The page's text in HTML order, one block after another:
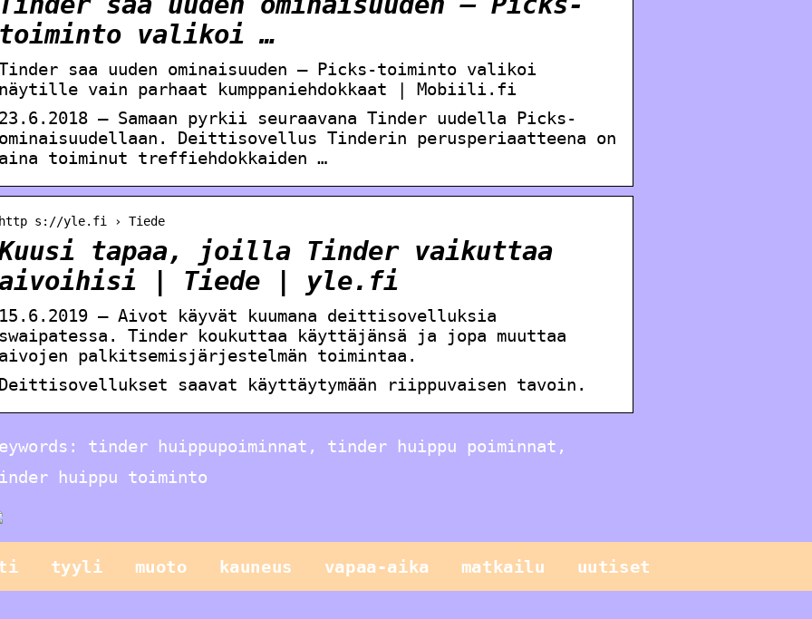
valikoi …
saa uuden ominaisuuden – Picks-toiminto valikoi
vain parhaat kumppaniehdokkaat | Mobiili.fi
— Samaan pyrkii seuraavana Tinder uudella Picks-
Deittisovellus Tinderin perusperiaatteena on
toiminut treffiehdokkaiden …
s://yle.fi › Tiede
tapaa, joilla Tinder vaikuttaa
| Tiede | yle.fi
— Aivot käyvät kuumana deittisovelluksia
Tinder koukuttaa käyttäjänsä ja jopa muuttaa
palkitsemisjärjestelmän toimintaa.
saavat käyttäytymään riippuvaisen tavoin.
tinder huippupoiminnat, tinder huippu poiminnat,
huippu toiminto
tyyli muoto kauneus vapaa-aika matkailu uutiset
Sinun pitäisi